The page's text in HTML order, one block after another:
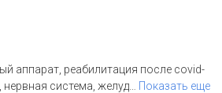
аппарат, реабилитация после covid-
система, желуд
Показать еще